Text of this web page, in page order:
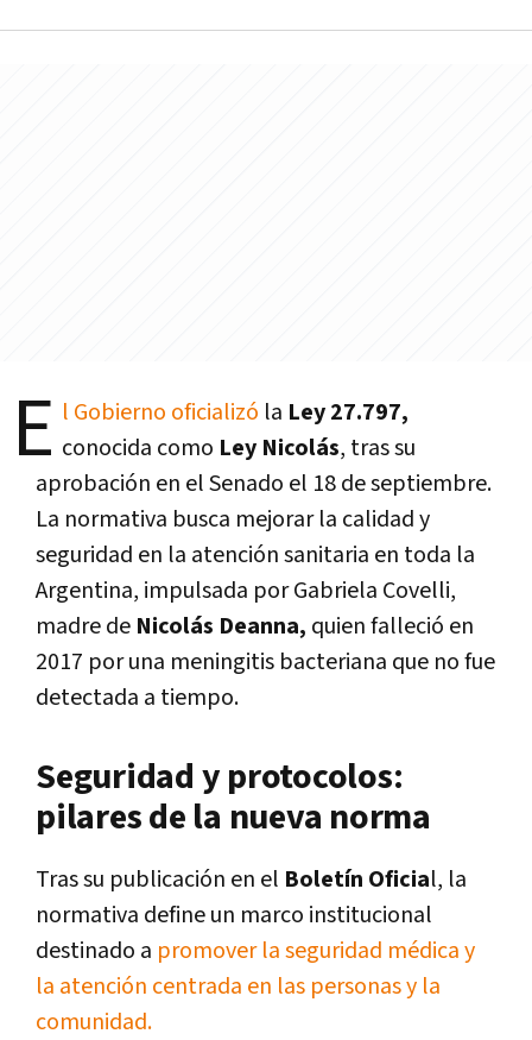
E l Gobierno oficializó la Ley 27.797,
conocida como Ley Nicolás, tras su
aprobación en el Senado el 18 de septiembre.
La normativa busca mejorar la calidad y
seguridad en la atención sanitaria en toda la
Argentina, impulsada por Gabriela Covelli,
madre de Nicolás Deanna, quien falleció en
2017 por una meningitis bacteriana que no fue
detectada a tiempo.
Seguridad y protocolos:
pilares de la nueva norma
Tras su publicación en el Boletín Oficial, la
normativa define un marco institucional
destinado a promover la seguridad médica y
la atención centrada en las personas y la
comunidad.